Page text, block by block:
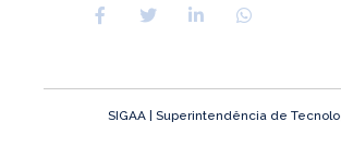
SIGAA | Superintendência de